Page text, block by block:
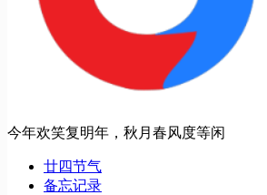
今年欢笑复明年，秋月春风度等闲
廿四节气
备忘记录